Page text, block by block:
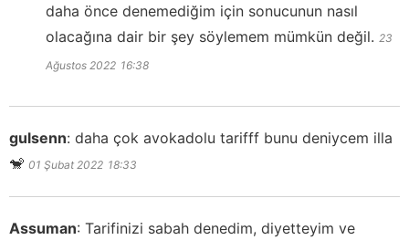
daha önce denemediğim için sonucunun nasıl
olacağına dair bir şey söylemem mümkün değil. 23
Ağustos 2022 16:38
gulsenn: daha çok avokadolu tarifff bunu deniycem illa
🐒 01 Şubat 2022 18:33
Assuman: Tarifinizi sabah denedim, diyetteyim ve